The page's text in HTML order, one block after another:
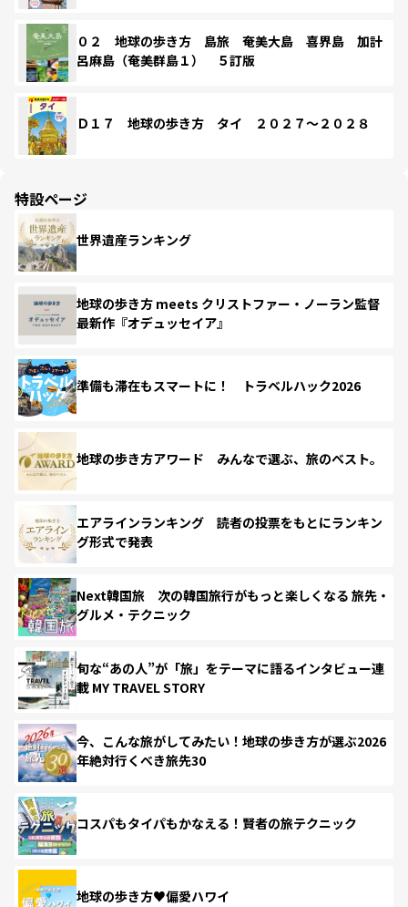
０２ 地球の歩き方 島旅 奄美大島 喜界島 加計
呂麻島（奄美群島１） ５訂版
Ｄ１７ 地球の歩き方 タイ ２０２７～２０２８
特設ページ
世界遺産ランキング
地球の歩き方 meets クリストファー・ノーラン監督
最新作『オデュッセイア』
準備も滞在もスマートに！ トラベルハック2026
地球の歩き方アワード みんなで選ぶ、旅のベスト。
エアラインランキング 読者の投票をもとにランキン
グ形式で発表
Next韓国旅 次の韓国旅行がもっと楽しくなる 旅先・
グルメ・テクニック
旬な“あの人”が「旅」をテーマに語るインタビュー連
載 MY TRAVEL STORY
今、こんな旅がしてみたい！地球の歩き方が選ぶ2026
年絶対行くべき旅先30
コスパもタイパもかなえる！賢者の旅テクニック
地球の歩き方♥偏愛ハワイ